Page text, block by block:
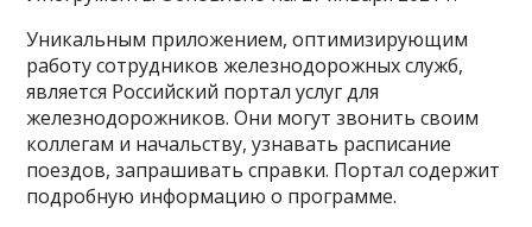
Уникальным приложением, оптимизирующим
работу сотрудников железнодорожных служб,
является Российский портал услуг для
железнодорожников. Они могут звонить своим
коллегам и начальству, узнавать расписание
поездов, запрашивать справки. Портал содержит
подробную информацию о программе.